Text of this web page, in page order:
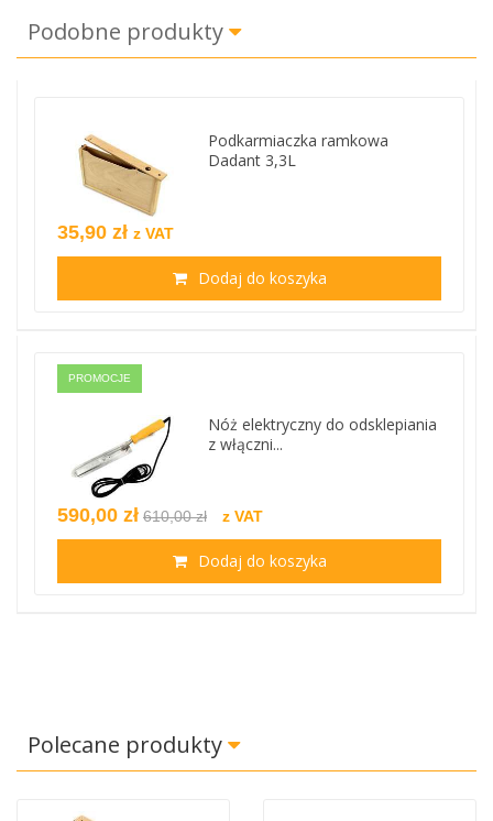
Podobne produkty
Podkarmiaczka ramkowa
Dadant 3,3L
35,90 zł z VAT
Dodaj do koszyka
PROMOCJE
Nóż elektryczny do odsklepiania
z włączni...
590,00 zł 610,00 zł z VAT
Dodaj do koszyka
Polecane produkty